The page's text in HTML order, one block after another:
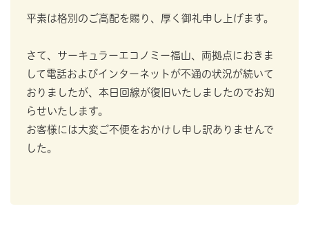
平素は格別のご高配を賜り、厚く御礼申し上げます。
さて、サーキュラーエコノミー福山、両拠点におきま
して電話およびインターネットが不通の状況が続いて
おりましたが、本日回線が復旧いたしましたのでお知
らせいたします。
お客様には大変ご不便をおかけし申し訳ありませんで
した。